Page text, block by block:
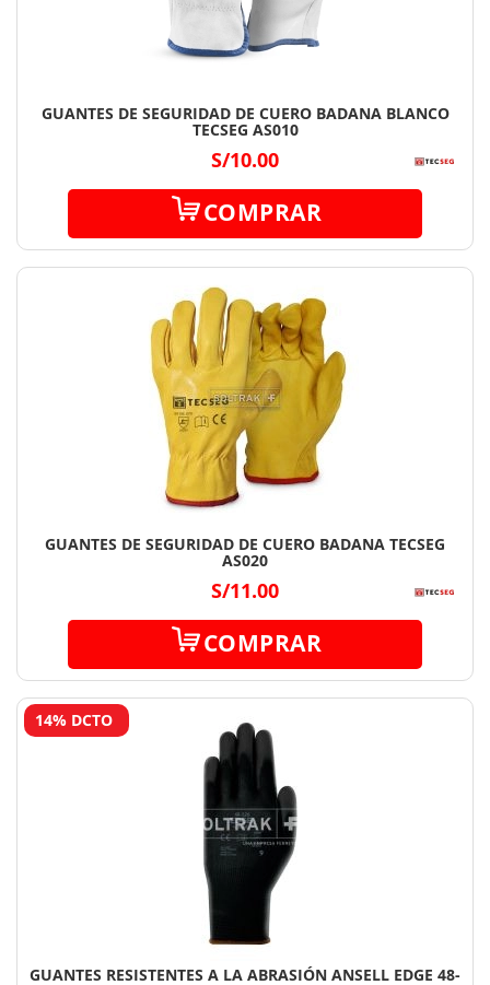
GUANTES DE SEGURIDAD DE CUERO BADANA BLANCO
TECSEG AS010
S/10.00
COMPRAR
GUANTES DE SEGURIDAD DE CUERO BADANA TECSEG
AS020
S/11.00
COMPRAR
14% DCTO
GUANTES RESISTENTES A LA ABRASIÓN ANSELL EDGE 48-